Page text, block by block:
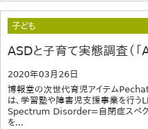
子ども
ASDと子育て実態調査（「
2020年03月26日
博報堂の次世代育児アイテム
は、学習塾や障害児支援事業を行う
Spectrum Disorder=自閉症スペク
を...